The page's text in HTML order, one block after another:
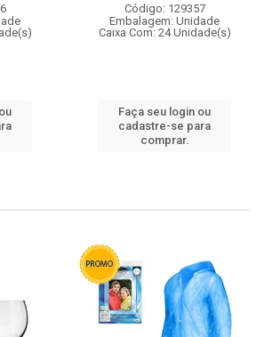
Código: 129357
Embalagem: Unidade
Caixa Com: 24 Unidade(s)
Faça seu login ou
cadastre-se para
comprar.